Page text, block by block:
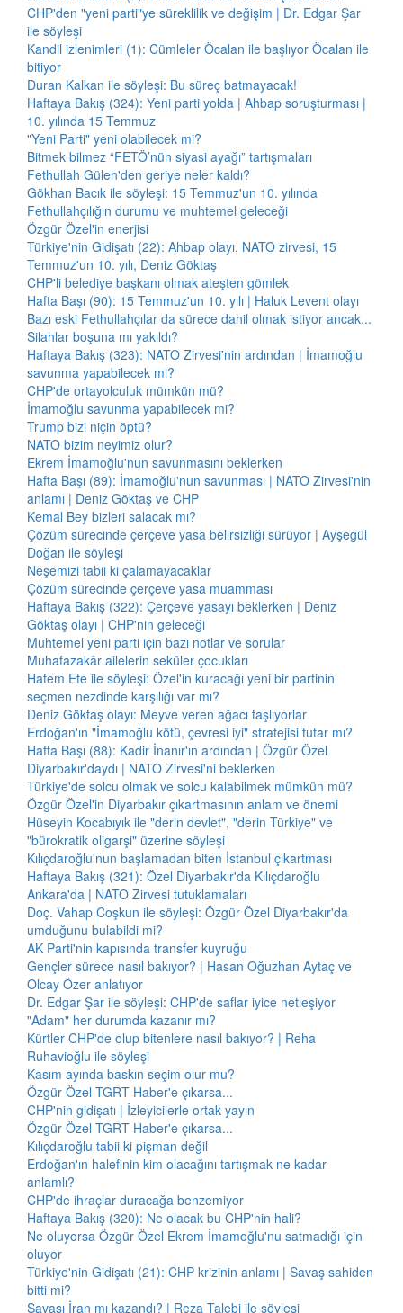
CHP'den "yeni parti"ye süreklilik ve değişim | Dr. Edgar Şar
ile söyleşi
Kandil izlenimleri (1): Cümleler Öcalan ile başlıyor Öcalan ile
bitiyor
Duran Kalkan ile söyleşi: Bu süreç batmayacak!
Haftaya Bakış (324): Yeni parti yolda | Ahbap soruşturması |
10. yılında 15 Temmuz
"Yeni Parti" yeni olabilecek mi?
Bitmek bilmez “FETÖ’nün siyasi ayağı” tartışmaları
Fethullah Gülen'den geriye neler kaldı?
Gökhan Bacık ile söyleşi: 15 Temmuz'un 10. yılında
Fethullahçılığın durumu ve muhtemel geleceği
Özgür Özel'in enerjisi
Türkiye'nin Gidişatı (22): Ahbap olayı, NATO zirvesi, 15
Temmuz'un 10. yılı, Deniz Göktaş
CHP'li belediye başkanı olmak ateşten gömlek
Hafta Başı (90): 15 Temmuz'un 10. yılı | Haluk Levent olayı
Bazı eski Fethullahçılar da sürece dahil olmak istiyor ancak...
Silahlar boşuna mı yakıldı?
Haftaya Bakış (323): NATO Zirvesi'nin ardından | İmamoğlu
savunma yapabilecek mi?
CHP'de ortayolculuk mümkün mü?
İmamoğlu savunma yapabilecek mi?
Trump bizi niçin öptü?
NATO bizim neyimiz olur?
Ekrem İmamoğlu'nun savunmasını beklerken
Hafta Başı (89): İmamoğlu'nun savunması | NATO Zirvesi'nin
anlamı | Deniz Göktaş ve CHP
Kemal Bey bizleri salacak mı?
Çözüm sürecinde çerçeve yasa belirsizliği sürüyor | Ayşegül
Doğan ile söyleşi
Neşemizi tabii ki çalamayacaklar
Çözüm sürecinde çerçeve yasa muamması
Haftaya Bakış (322): Çerçeve yasayı beklerken | Deniz
Göktaş olayı | CHP'nin geleceği
Muhtemel yeni parti için bazı notlar ve sorular
Muhafazakâr ailelerin seküler çocukları
Hatem Ete ile söyleşi: Özel'in kuracağı yeni bir partinin
seçmen nezdinde karşılığı var mı?
Deniz Göktaş olayı: Meyve veren ağacı taşlıyorlar
Erdoğan'ın "İmamoğlu kötü, çevresi iyi" stratejisi tutar mı?
Hafta Başı (88): Kadir İnanır'ın ardından | Özgür Özel
Diyarbakır'daydı | NATO Zirvesi'ni beklerken
Türkiye'de solcu olmak ve solcu kalabilmek mümkün mü?
Özgür Özel'in Diyarbakır çıkartmasının anlam ve önemi
Hüseyin Kocabıyık ile "derin devlet", "derin Türkiye" ve
"bürokratik oligarşi" üzerine söyleşi
Kılıçdaroğlu'nun başlamadan biten İstanbul çıkartması
Haftaya Bakış (321): Özel Diyarbakır'da Kılıçdaroğlu
Ankara'da | NATO Zirvesi tutuklamaları
Doç. Vahap Coşkun ile söyleşi: Özgür Özel Diyarbakır'da
umduğunu bulabildi mi?
AK Parti'nin kapısında transfer kuyruğu
Gençler sürece nasıl bakıyor? | Hasan Oğuzhan Aytaç ve
Olcay Özer anlatıyor
Dr. Edgar Şar ile söyleşi: CHP'de saflar iyice netleşiyor
"Adam" her durumda kazanır mı?
Kürtler CHP'de olup bitenlere nasıl bakıyor? | Reha
Ruhavioğlu ile söyleşi
Kasım ayında baskın seçim olur mu?
Özgür Özel TGRT Haber'e çıkarsa...
CHP'nin gidişatı | İzleyicilerle ortak yayın
Özgür Özel TGRT Haber'e çıkarsa...
Kılıçdaroğlu tabii ki pişman değil
Erdoğan'ın halefinin kim olacağını tartışmak ne kadar
anlamlı?
CHP'de ihraçlar duracağa benzemiyor
Haftaya Bakış (320): Ne olacak bu CHP'nin hali?
Ne oluyorsa Özgür Özel Ekrem İmamoğlu'nu satmadığı için
oluyor
Türkiye'nin Gidişatı (21): CHP krizinin anlamı | Savaş sahiden
bitti mi?
Savaşı İran mı kazandı? | Reza Talebi ile söyleşi